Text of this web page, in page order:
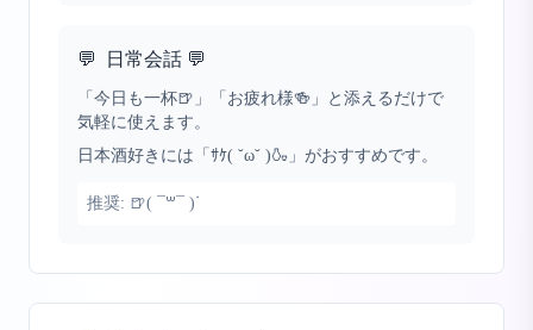
💬 日常会話 💬
「今日も一杯🍺」「お疲れ様🍻」と添えるだけで
気軽に使えます。
日本酒好きには「ｻｹ( ˘ω˘ )🍶」がおすすめです。
推奨: 🍺( ¯꒳¯ )ᐝ